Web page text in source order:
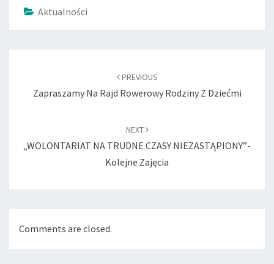
Aktualności
PREVIOUS
Zapraszamy Na Rajd Rowerowy Rodziny Z Dziećmi
NEXT
„WOLONTARIAT NA TRUDNE CZASY NIEZASTĄPIONY”-
Kolejne Zajęcia
Comments are closed.